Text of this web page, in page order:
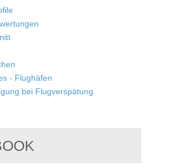
- Flughäfen
bei Flugverspätung